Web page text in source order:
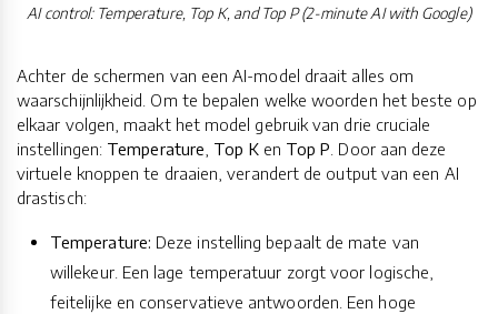
AI control: Temperature, Top K, and Top P (2-minute AI with Google)
Achter de schermen van een AI-model draait alles om
waarschijnlijkheid. Om te bepalen welke woorden het beste op
elkaar volgen, maakt het model gebruik van drie cruciale
instellingen: Temperature Top Ken Top P . Door aan deze
virtuele knoppen te draaien, verandert de output van een AI
drastisch:
Temperature: Deze instelling bepaalt de mate van
willekeur. Een lage temperatuur zorgt voor logische,
feitelijke en conservatieve antwoorden. Een hoge